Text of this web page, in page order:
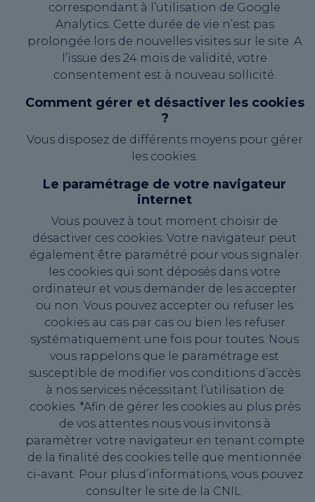
correspondant à l’utilisation de Google
Analytics. Cette durée de vie n’est pas
prolongée lors de nouvelles visites sur le site. A
l’issue des 24 mois de validité, votre
consentement est à nouveau sollicité.
Comment gérer et désactiver les cookies
?
Vous disposez de différents moyens pour gérer
les cookies.
Le paramétrage de votre navigateur
internet
Vous pouvez à tout moment choisir de
désactiver ces cookies. Votre navigateur peut
également être paramétré pour vous signaler
les cookies qui sont déposés dans votre
ordinateur et vous demander de les accepter
ou non. Vous pouvez accepter ou refuser les
cookies au cas par cas ou bien les refuser
systématiquement une fois pour toutes. Nous
vous rappelons que le paramétrage est
susceptible de modifier vos conditions d’accès
à nos services nécessitant l’utilisation de
cookies. *Afin de gérer les cookies au plus près
de vos attentes nous vous invitons à
paramètrer votre navigateur en tenant compte
de la finalité des cookies telle que mentionnée
ci-avant. Pour plus d’informations, vous pouvez
consulter le site de la CNIL.